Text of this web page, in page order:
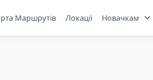
Маршрутів Локації Новачкам